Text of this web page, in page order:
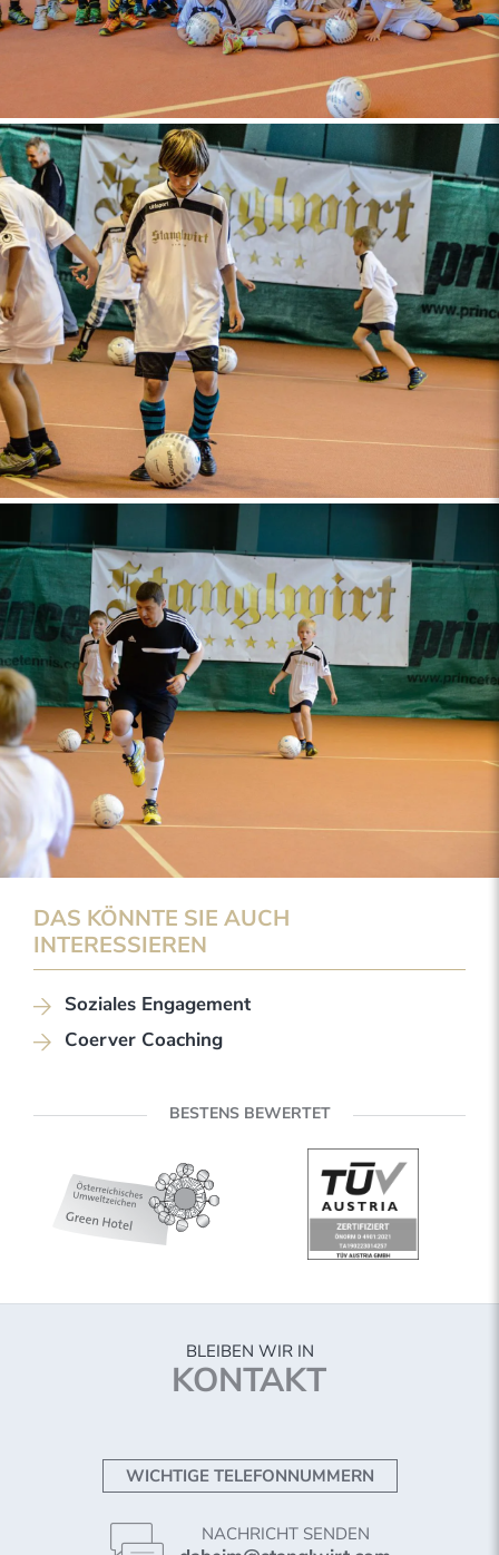
DAS KÖNNTE SIE AUCH
INTERESSIEREN
Soziales Engagement
Coerver Coaching
BESTENS BEWERTET
BLEIBEN WIR IN
KONTAKT
WICHTIGE TELEFONNUMMERN
NACHRICHT SENDEN